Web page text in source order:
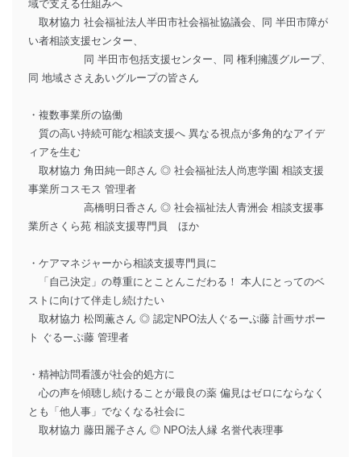
域で支える仕組みへ
取材協力 社会福祉法人半田市社会福祉協議会、同 半田市障が
い者相談支援センター、
同 半田市包括支援センター、同 権利擁護グループ、
同 地域ささえあいグループの皆さん
・複数事業所の協働
質の高い持続可能な相談支援へ 異なる視点が多角的なアイデ
ィアを生む
取材協力 角田純一郎さん ◎ 社会福祉法人尚恵学園 相談支援
事業所コスモス 管理者
高橋明日香さん ◎ 社会福祉法人青洲会 相談支援事
業所さくら苑 相談支援専門員 ほか
・ケアマネジャーから相談支援専門員に
「自己決定」の尊重にとことんこだわる！ 本人にとってのベ
ストに向けて伴走し続けたい
取材協力 松岡薫さん ◎ 認定NPO法人ぐるーぷ藤 計画サポー
ト ぐるーぷ藤 管理者
・精神訪問看護が社会的処方に
心の声を傾聴し続けることが最良の薬 偏見はゼロにならなく
とも「他人事」でなくなる社会に
取材協力 藤田麗子さん ◎ NPO法人縁 名誉代表理事